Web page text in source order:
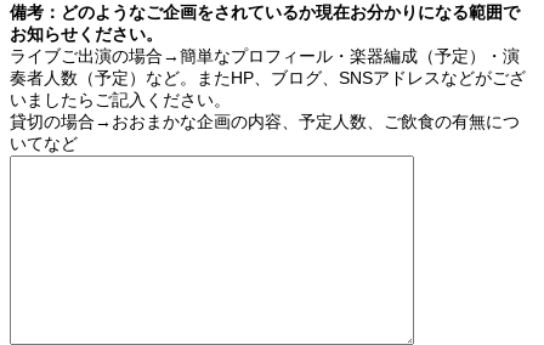
備考：どのようなご企画をされているか現在お分かりになる範囲で
お知らせください。
ライブご出演の場合→簡単なプロフィール・楽器編成（予定）・演
奏者人数（予定）など。またHP、ブログ、SNSアドレスなどがござ
いましたらご記入ください。
貸切の場合→おおまかな企画の内容、予定人数、ご飲食の有無につ
いてなど